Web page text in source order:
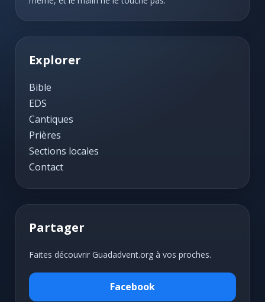
Explorer
Bible
EDS
Cantiques
Prières
Sections locales
Contact
Partager
Faites découvrir Guadadvent.org à vos proches.
Facebook